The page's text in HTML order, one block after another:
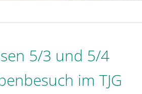
5/3 und 5/4
im TJG